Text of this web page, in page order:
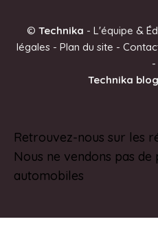
© Technika - L'équipe &
légales- Plan du site -
-
Technika
Retrouvez-nous sur les
Nous ne vendons pas
automobiles